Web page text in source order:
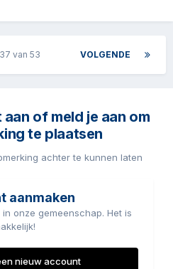
VOLGENDE
van 53
of meld je aan om
te plaatsen
achter te kunnen laten
aanmaken
onze gemeenschap. Het is
nieuw account